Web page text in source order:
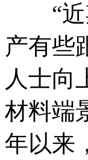
“近期
产有些
人士向
材料端
年以来